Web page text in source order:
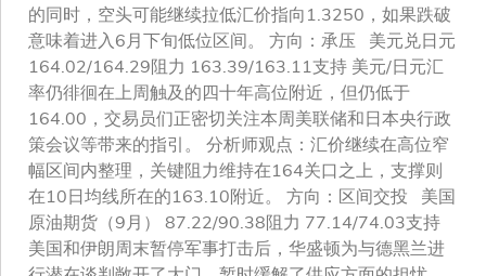
的同时，空头可能继续拉低汇价指向1.3250，如果跌破
意味着进入6月下旬低位区间。 方向：承压 美元兑日元
164.02/164.29阻力 163.39/163.11支持 美元/日元汇
率仍徘徊在上周触及的四十年高位附近，但仍低于
164.00，交易员们正密切关注本周美联储和日本央行政
策会议等带来的指引。 分析师观点：汇价继续在高位窄
幅区间内整理，关键阻力维持在164关口之上，支撑则
在10日均线所在的163.10附近。 方向：区间交投 美国
原油期货（9月） 87.22/90.38阻力 77.14/74.03支持
美国和伊朗周末暂停军事打击后，华盛顿为与德黑兰进